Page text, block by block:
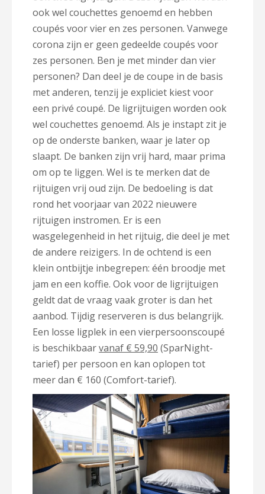
ook wel couchettes genoemd en hebben
coupés voor vier en zes personen. Vanwege
corona zijn er geen gedeelde coupés voor
zes personen. Ben je met minder dan vier
personen? Dan deel je de coupe in de basis
met anderen, tenzij je expliciet kiest voor
een privé coupé. De ligrijtuigen worden ook
wel couchettes genoemd. Als je instapt zit je
op de onderste banken, waar je later op
slaapt. De banken zijn vrij hard, maar prima
om op te liggen. Wel is te merken dat de
rijtuigen vrij oud zijn. De bedoeling is dat
rond het voorjaar van 2022 nieuwere
rijtuigen instromen. Er is een
wasgelegenheid in het rijtuig, die deel je met
de andere reizigers. In de ochtend is een
klein ontbijtje inbegrepen: één broodje met
jam en een koffie. Ook voor de ligrijtuigen
geldt dat de vraag vaak groter is dan het
aanbod. Tijdig reserveren is dus belangrijk.
Een losse ligplek in een vierpersoonscoupé
is beschikbaarvanaf € 59,90 (SparNight-
tarief) per persoon en kan oplopen tot
meer dan € 160 (Comfort-tarief).